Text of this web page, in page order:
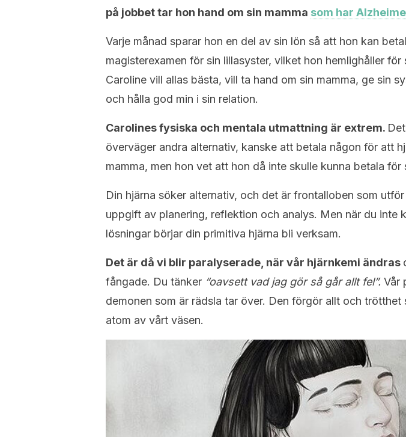
på jobbet tar hon hand om sin mamma som har
Varje månad sparar hon en del av sin lön så att hon kan
magisterexamen för sin lillasyster, vilket hon hemlighåller för
Caroline vill allas bästa, vill ta hand om sin mamma, ge sin
och hålla god min i sin relation.
Carolines fysiska och mentala utmattning är extrem.
överväger andra alternativ, kanske att betala någon för att
mamma, men hon vet att hon då inte skulle kunna betala för
Din hjärna söker alternativ, och det är frontalloben som
uppgift av planering, reflektion och analys. Men när du inte
lösningar börjar din primitiva hjärna bli verksam.
Det är då vi blir paralyserade, när vår hjärnkemi ändras
fångade. Du tänker “oavsett vad jag gör så går allt fel”. Vår
demonen som är rädsla tar över. Den förgör allt och trötthet
atom av vårt väsen.